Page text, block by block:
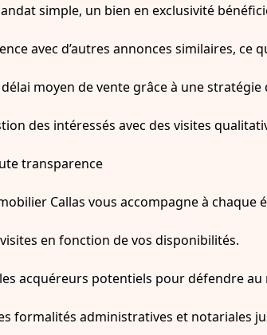
simple, un bien en exclusivité
avec d’autres annonces similaires, ce
moyen de vente grâce à une
des intéressés avec des visites
transparence
Callas vous accompagne à chaque
en fonction de vos disponibilités.
acquéreurs potentiels pour défendre
formalités administratives et notariales